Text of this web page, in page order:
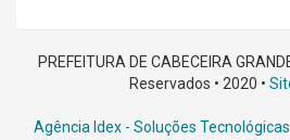
PREFEITURA DE CABECEIRA
Reservados • 2020 •
Agência Idex - Soluções